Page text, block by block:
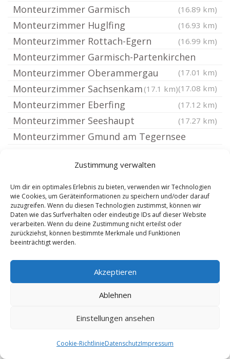
Zustimmung verwalten
Um dir ein optimales Erlebnis zu bieten, verwenden wir Technologien
wie Cookies, um Geräteinformationen zu speichern und/oder darauf
zuzugreifen. Wenn du diesen Technologien zustimmst, können wir
Daten wie das Surfverhalten oder eindeutige IDs auf dieser Website
verarbeiten. Wenn du deine Zustimmung nicht erteilst oder
zurückziehst, können bestimmte Merkmale und Funktionen
beeinträchtigt werden.
Akzeptieren
Ablehnen
Einstellungen ansehen
Cookie-RichtlinieDatenschutzImpressum
Monteurzimmer Garmisch (16.89 km)
Monteurzimmer Huglfing (16.93 km)
Monteurzimmer Rottach-Egern (16.99 km)
Monteurzimmer Garmisch-Partenkirchen
(17.01 km)
Monteurzimmer Oberammergau
(17.08 km)
Monteurzimmer Sachsenkam (17.1 km)
Monteurzimmer Eberfing (17.12 km)
Monteurzimmer Seeshaupt (17.27 km)
Monteurzimmer Gmund am Tegernsee
Monteurzimmer Bad Kohlgrub
Monteurzimmer Eurasburg bei
Wolfratshausen
(18.49 km)
Monteurzimmer Geretsried (18.49 km)
Monteurzimmer Unterammergau (18.67 km)
Monteurzimmer Bad Bayersoien
Monteurzimmer Oberhausen Oberbayern
Monteurzimmer Dietramszell
Monteurzimmer Saulgrub
Monteurzimmer Bernried Starnberger See
Monteurzimmer Polling (20.46 km)